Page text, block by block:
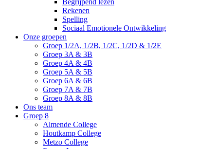
Begrijpend lezen
Rekenen
Spelling
Sociaal Emotionele Ontwikkeling
Onze groepen
Groep 1/2A, 1/2B, 1/2C, 1/2D & 1/2E
Groep 3A & 3B
Groep 4A & 4B
Groep 5A & 5B
Groep 6A & 6B
Groep 7A & 7B
Groep 8A & 8B
Ons team
Groep 8
Almende College
Houtkamp College
Metzo College